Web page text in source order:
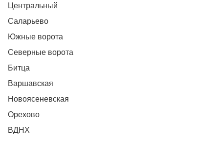
Центральный
Саларьево
Южные ворота
Северные ворота
Битца
Варшавская
Новоясеневская
Орехово
ВДНХ